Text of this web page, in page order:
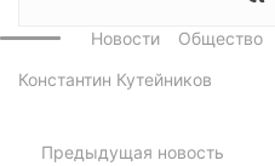
Новости Общество
Константин Кутейников
Предыдущая новость